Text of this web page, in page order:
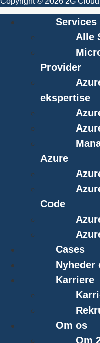
Services
Alle
Provider
ekspertise
Azure
Code
Cases
Nyheder
Karriere
Om os
Om